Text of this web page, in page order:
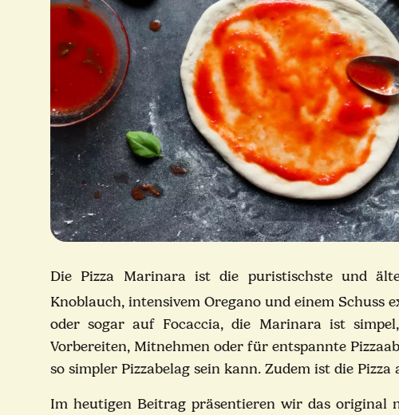
Die Pizza Marinara ist die puristischste und
Knoblauch, intensivem Oregano und einem Schuss
oder sogar auf Focaccia, die Marinara ist
Vorbereiten, Mitnehmen oder für entspannte
so simpler Pizzabelag sein kann. Zudem ist die
Im heutigen Beitrag präsentieren wir das original